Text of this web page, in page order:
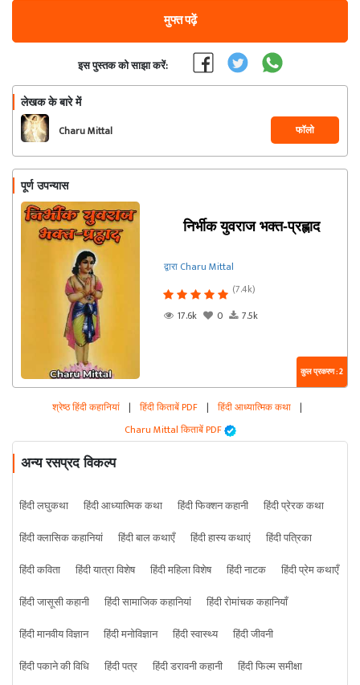
मुफ्त पढ़ें
इस पुस्तक को साझा करें:
लेखक के बारे में
Charu Mittal फॉलो
पूर्ण उपन्यास
निर्भीक युवराज भक्त-प्रह्लाद
द्वारा Charu Mittal
(7.4k)
17.6k
0 7.5k
कुल प्रकरण : 2
श्रेष्ठ हिंदी कहानियां | हिंदी किताबें PDF | हिंदी आध्यात्मिक कथा |
Charu Mittal किताबें PDF
अन्य रसप्रद विकल्प
हिंदी लघुकथा हिंदी आध्यात्मिक कथा हिंदी फिक्शन कहानी
हिंदी प्रेरक कथा
हिंदी क्लासिक कहानियां
हिंदी बाल कथाएँ हिंदी हास्य कथाएं
हिंदी पत्रिका
हिंदी कविता
हिंदी यात्रा विशेष हिंदी महिला विशेष हिंदी नाटक
हिंदी प्रेम कथाएँ
हिंदी जासूसी कहानी
हिंदी सामाजिक कहानियां
हिंदी रोमांचक कहानियाँ
हिंदी मानवीय विज्ञान
हिंदी मनोविज्ञान हिंदी स्वास्थ्य
हिंदी जीवनी
हिंदी पकाने की विधि
हिंदी पत्र हिंदी डरावनी कहानी हिंदी फिल्म समीक्षा